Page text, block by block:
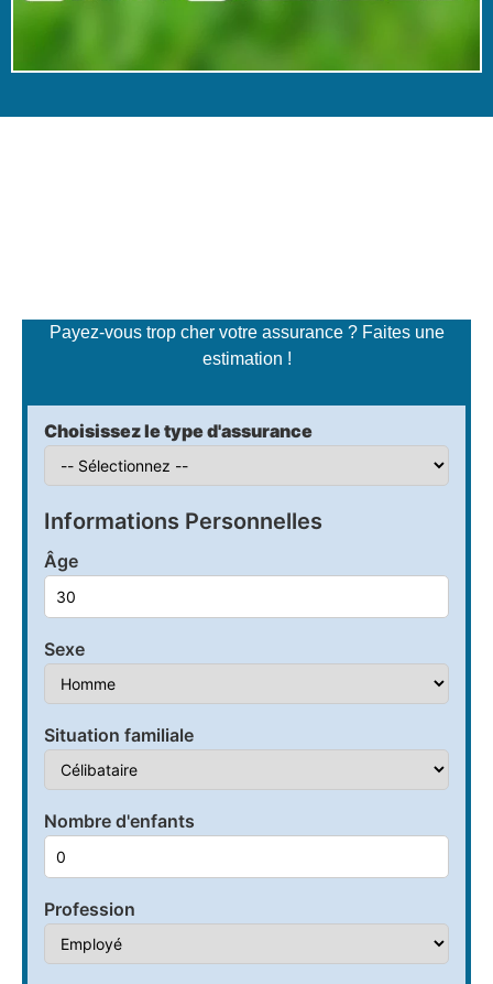
Payez-vous trop cher votre assurance ? Faites une
estimation !
Choisissez le type d'assurance
Informations Personnelles
Âge
Sexe
Situation familiale
Nombre d'enfants
Profession